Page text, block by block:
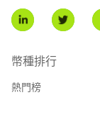
幣種排行
熱門榜